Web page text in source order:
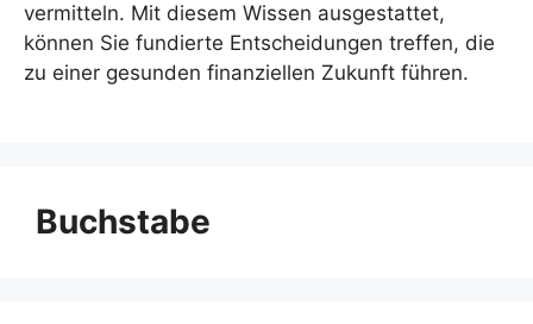
vermitteln. Mit diesem Wissen ausgestattet,
können Sie fundierte Entscheidungen treffen, die
zu einer gesunden finanziellen Zukunft führen.
Buchstabe